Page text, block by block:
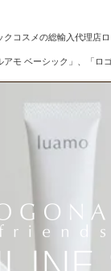
クコスメの総輸入代理店
アモ ベーシック」、「